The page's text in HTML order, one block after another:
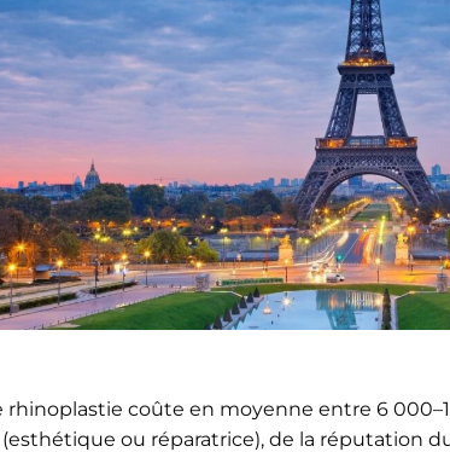
rhinoplastie coûte en moyenne entre 6
ou réparatrice), de la réputation